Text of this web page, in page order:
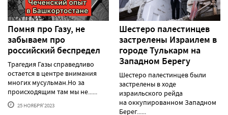
Помня про Газу, не
забываем про
российский беспредел
Трагедия Газы справедливо
остается в центре внимания
многих мусульман.Но за
происходящим там мы не......
25 НОЯБРЯ'2023
Шестеро палестинцев
застрелены Израилем в
городе Тулькарм на
Западном Берегу
Шестеро палестинцев были
застрелены в ходе
израильского рейда
на оккупированном Западном
Берег......